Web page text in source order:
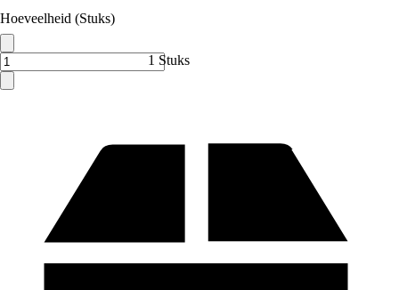
Hoeveelheid (Stuks)
1 Stuks